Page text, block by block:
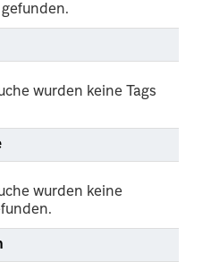
wurden keine Tags
wurden keine